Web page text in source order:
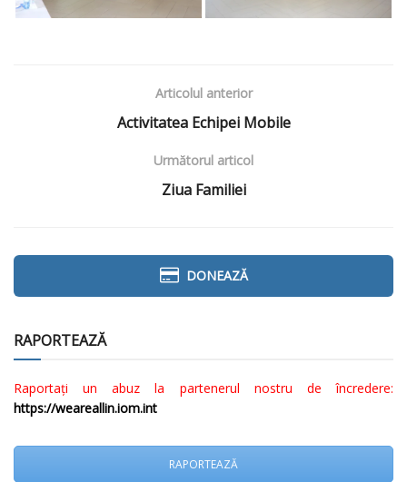
Articolul anterior
Activitatea Echipei Mobile
Următorul articol
Ziua Familiei
DONEAZĂ
RAPORTEAZĂ
Raportați un abuz la partenerul nostru de încredere:
https://weareallin.iom.int
RAPORTEAZĂ